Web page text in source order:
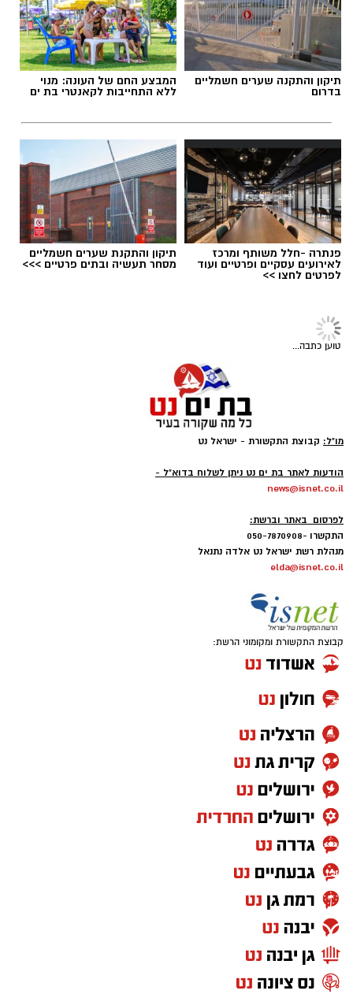
תיקון והתקנה שערים חשמליים
בדרום
המבצע החם של העונה: מנוי
ללא התחייבות לקאנטרי בת ים
פנתרה -חלל משותף ומרכז
לאירועים עסקיים ופרטיים ועוד
לפרטים לחצו >>
תיקון והתקנת שערים חשמליים
מסחר תעשיה ובתים פרטיים >>>
טוען כתבה...
מו"ל: קבוצת התקשורת - ישראל נט
הודעות לאתר בת ים נט ניתן לשלוח בדוא"ל -
news@isnet.co.il
לפרסום באתר וברשת:
התקשרו -050-7870908
מנהלת רשת ישראל נט אלדה נתנאל
elda@isnet.co.il
קבוצת התקשורת ומקומוני הרשת: